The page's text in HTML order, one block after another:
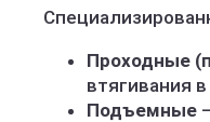
Проходные
втягивания
Подъемные